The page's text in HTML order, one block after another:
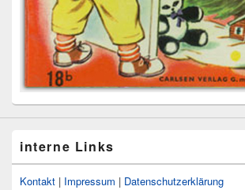
interne Links
Kontakt | Impressum | Datenschutzerklärung